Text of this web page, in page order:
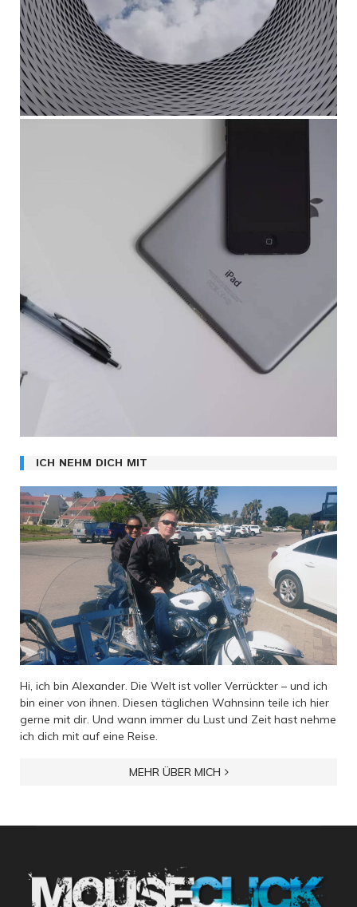
ICH NEHM DICH MIT
Hi, ich bin Alexander. Die Welt ist voller Verrückter – und ich
bin einer von ihnen. Diesen täglichen Wahnsinn teile ich hier
gerne mit dir. Und wann immer du Lust und Zeit hast nehme
ich dich mit auf eine Reise.
MEHR ÜBER MICH